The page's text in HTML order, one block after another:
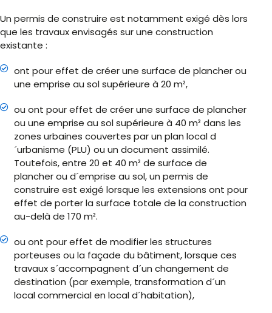
Un permis de construire est notamment exigé dès lors
que les travaux envisagés sur une construction
existante :
ont pour effet de créer une surface de plancher ou
une emprise au sol supérieure à 20 m²,
ou ont pour effet de créer une surface de plancher
ou une emprise au sol supérieure à 40 m² dans les
zones urbaines couvertes par un plan local d
´urbanisme (PLU) ou un document assimilé.
Toutefois, entre 20 et 40 m² de surface de
plancher ou d´emprise au sol, un permis de
construire est exigé lorsque les extensions ont pour
effet de porter la surface totale de la construction
au-delà de 170 m².
ou ont pour effet de modifier les structures
porteuses ou la façade du bâtiment, lorsque ces
travaux s´accompagnent d´un changement de
destination (par exemple, transformation d´un
local commercial en local d´habitation),